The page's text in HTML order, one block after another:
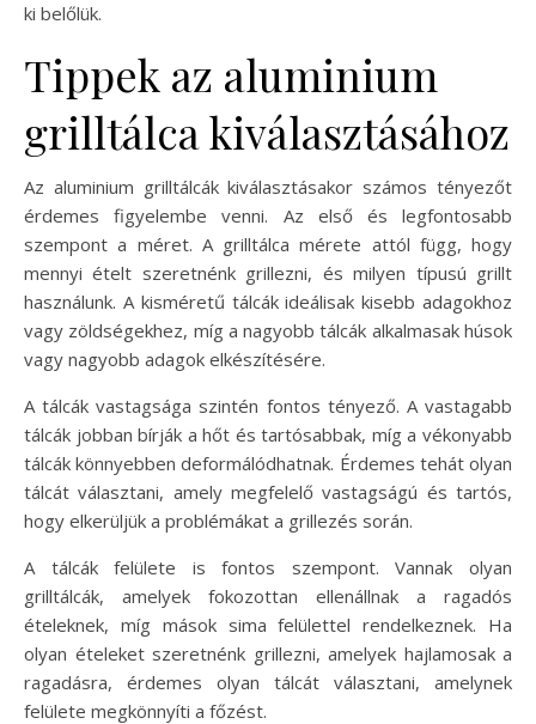
ki belőlük.
Tippek az aluminium
grilltálca kiválasztásához
Az aluminium grilltálcák kiválasztásakor számos tényezőt
érdemes figyelembe venni. Az első és legfontosabb
szempont a méret. A grilltálca mérete attól függ, hogy
mennyi ételt szeretnénk grillezni, és milyen típusú grillt
használunk. A kisméretű tálcák ideálisak kisebb adagokhoz
vagy zöldségekhez, míg a nagyobb tálcák alkalmasak húsok
vagy nagyobb adagok elkészítésére.
A tálcák vastagsága szintén fontos tényező. A vastagabb
tálcák jobban bírják a hőt és tartósabbak, míg a vékonyabb
tálcák könnyebben deformálódhatnak. Érdemes tehát olyan
tálcát választani, amely megfelelő vastagságú és tartós,
hogy elkerüljük a problémákat a grillezés során.
A tálcák felülete is fontos szempont. Vannak olyan
grilltálcák, amelyek fokozottan ellenállnak a ragadós
ételeknek, míg mások sima felülettel rendelkeznek. Ha
olyan ételeket szeretnénk grillezni, amelyek hajlamosak a
ragadásra, érdemes olyan tálcát választani, amelynek
felülete megkönnyíti a főzést.